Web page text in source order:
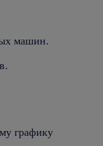
машин.
графику